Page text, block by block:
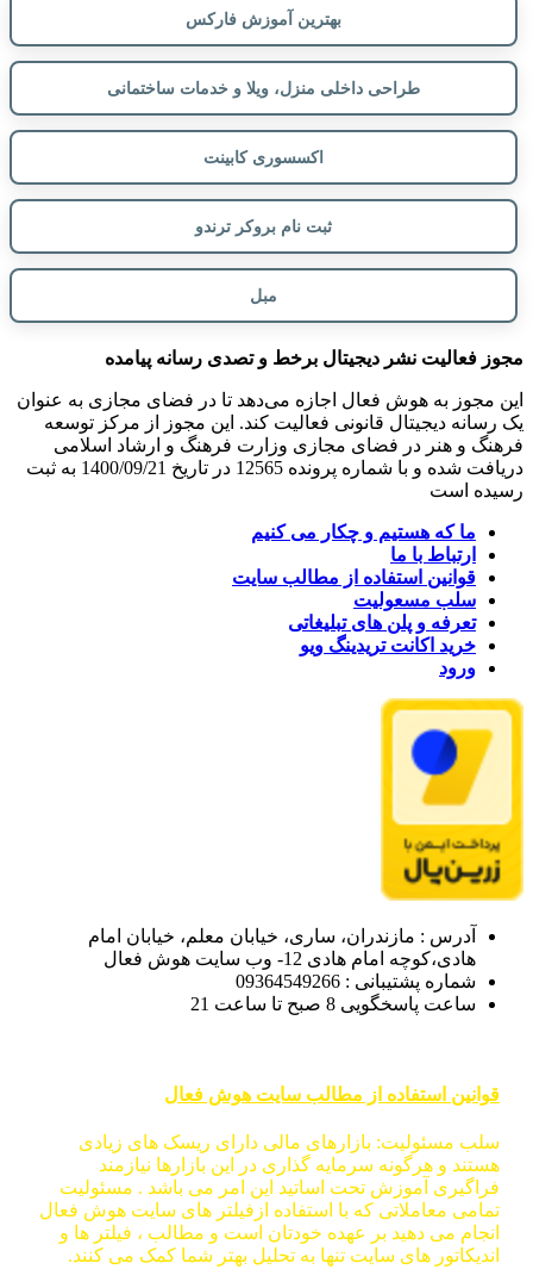
بهترین آموزش فارکس
طراحی داخلی منزل، ویلا و خدمات ساختمانی
اکسسوری کابینت
ثبت نام بروکر ترندو
مبل
مجوز فعالیت نشر دیجیتال برخط و تصدی رسانه پیامده
این مجوز به هوش فعال اجازه می‌دهد تا در فضای مجازی به عنوان
یک رسانه دیجیتال قانونی فعالیت کند. این مجوز از مرکز توسعه
فرهنگ و هنر در فضای مجازی وزارت فرهنگ و ارشاد اسلامی
دریافت شده و با شماره پرونده 12565 در تاریخ 1400/09/21 به ثبت
رسیده است
ما که هستیم و چکار می کنیم
ارتباط با ما
قوانین استفاده از مطالب سایت
سلب مسعولیت
تعرفه و پلن های تبلیغاتی
خرید اکانت تریدینگ ویو
ورود
آدرس : مازندران، ساری، خیابان معلم، خیابان امام
هادی،کوچه امام هادی 12- وب سایت هوش فعال
شماره پشتیبانی : 09364549266
ساعت پاسخگویی 8 صبح تا ساعت 21
قوانین استفاده از مطالب سایت هوش فعال
سلب مسئولیت: بازارهای مالی دارای ریسک های زیادی
هستند و هرگونه سرمایه گذاری در این بازارها نیازمند
فراگیری آموزش تحت اساتید این امر می باشد . مسئولیت
تمامی معاملاتی که با استفاده ازفیلتر های سایت هوش فعال
انجام می دهید بر عهده خودتان است و مطالب ، فیلتر ها و
اندیکاتور های سایت تنها به تحلیل بهتر شما کمک می کنند.